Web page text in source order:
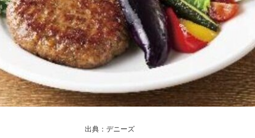
出典：デニーズ